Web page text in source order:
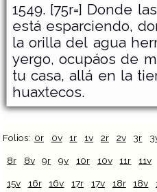
1549. [75r=] Donde
está esparciendo,
la orilla del agua
yergo, ocupáos de
tu casa, allá en la
huaxtecos.
Folios: 0r 0v 1r 1v 2r 2v 3r
8r 8v 9r 9v 10r 10v 11r 11v
15v 16r 16v 17r 17v 18r 18v